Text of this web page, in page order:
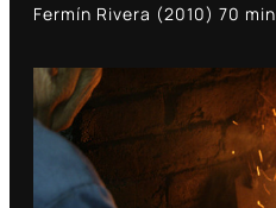
Fermín Rivera (2010) 70 min